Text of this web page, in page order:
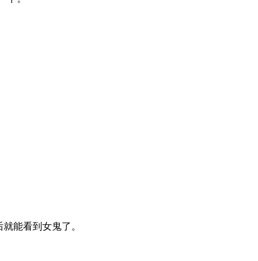
能看到女鬼了。